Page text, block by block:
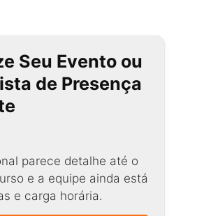
Seu Evento ou
de Presença
parece detalhe até o
e a equipe ainda está
e carga horária.